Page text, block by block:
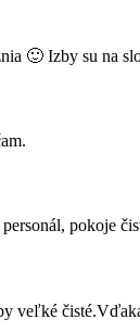
🙂 Izby su na
pokoje